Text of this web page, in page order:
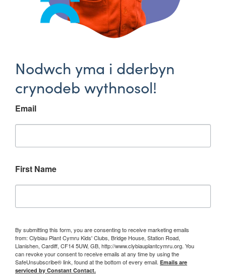
Nodwch yma i dderbyn
crynodeb wythnosol!
Email
First Name
By submitting this form, you are consenting to receive marketing emails
from: Clybiau Plant Cymru Kids' Clubs, Bridge House, Station Road,
Llanishen, Cardiff, CF14 5UW, GB, http://www.clybiauplantcymru.org. You
can revoke your consent to receive emails at any time by using the
SafeUnsubscribe® link, found at the bottom of every email. Emails are
serviced by Constant Contact.